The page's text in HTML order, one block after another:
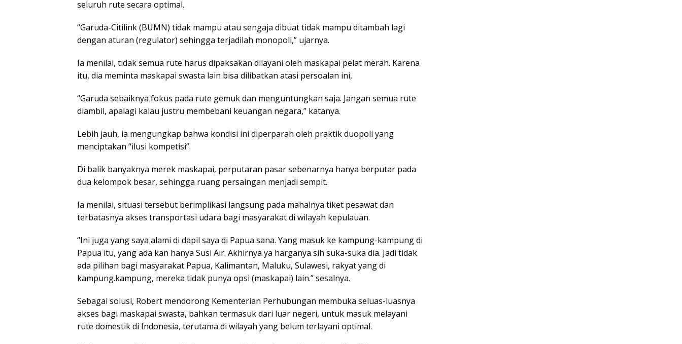
seluruh rute secara optimal.
“Garuda-Citilink (BUMN) tidak mampu atau sengaja dibuat tidak mampu ditambah lagi
dengan aturan (regulator) sehingga terjadilah monopoli,” ujarnya.
Ia menilai, tidak semua rute harus dipaksakan dilayani oleh maskapai pelat merah. Karena
itu, dia meminta maskapai swasta lain bisa dilibatkan atasi persoalan ini,
“Garuda sebaiknya fokus pada rute gemuk dan menguntungkan saja. Jangan semua rute
diambil, apalagi kalau justru membebani keuangan negara,” katanya.
Lebih jauh, ia mengungkap bahwa kondisi ini diperparah oleh praktik duopoli yang
menciptakan “ilusi kompetisi”.
Di balik banyaknya merek maskapai, perputaran pasar sebenarnya hanya berputar pada
dua kelompok besar, sehingga ruang persaingan menjadi sempit.
Ia menilai, situasi tersebut berimplikasi langsung pada mahalnya tiket pesawat dan
terbatasnya akses transportasi udara bagi masyarakat di wilayah kepulauan.
“Ini juga yang saya alami di dapil saya di Papua sana. Yang masuk ke kampung-kampung di
Papua itu, yang ada kan hanya Susi Air. Akhirnya ya harganya sih suka-suka dia. Jadi tidak
ada pilihan bagi masyarakat Papua, Kalimantan, Maluku, Sulawesi, rakyat yang di
kampung.kampung, mereka tidak punya opsi (maskapai) lain.” sesalnya.
Sebagai solusi, Robert mendorong Kementerian Perhubungan membuka seluas-luasnya
akses bagi maskapai swasta, bahkan termasuk dari luar negeri, untuk masuk melayani
rute domestik di Indonesia, terutama di wilayah yang belum terlayani optimal.